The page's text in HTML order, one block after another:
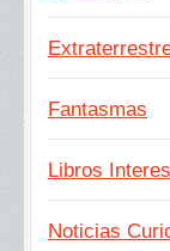
Fantasmas
Libros
Noticias